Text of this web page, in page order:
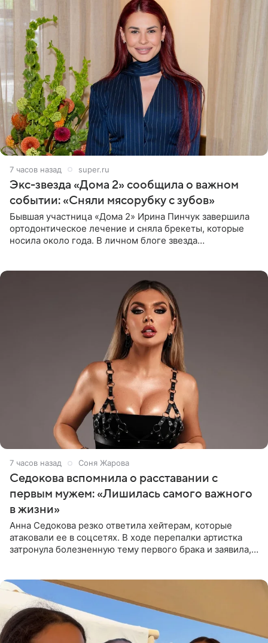
7 часов назад super.ru
Экс-звезда «Дома 2» сообщила о важном
событии: «Сняли мясорубку с зубов»
Бывшая участница «Дома 2» Ирина Пинчук завершила
ортодонтическое лечение и сняла брекеты, которые
носила около года. В личном блоге звезда
7 часов назад Соня Жарова
Седокова вспомнила о расставании с
первым мужем: «Лишилась самого важного
в жизни»
Анна Седокова резко ответила хейтерам, которые
атаковали ее в соцсетях. В ходе перепалки артистка
затронула болезненную тему первого брака и заявила,